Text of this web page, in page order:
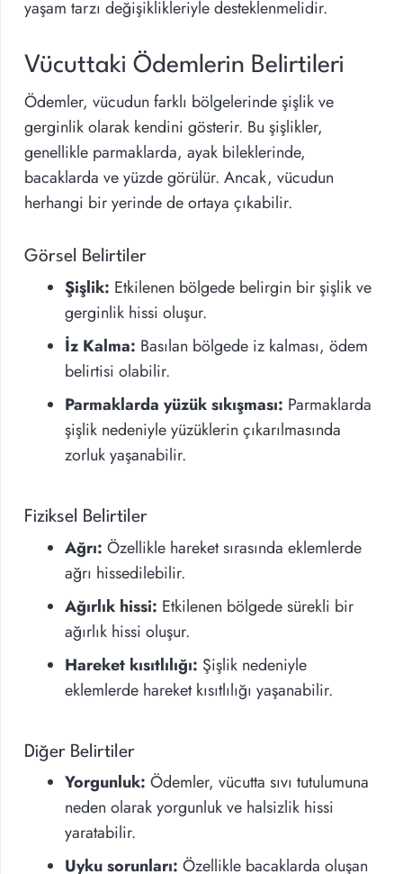
yaşam tarzı değişiklikleriyle desteklenmelidir.
Vücuttaki Ödemlerin Belirtileri
Ödemler, vücudun farklı bölgelerinde şişlik ve
gerginlik olarak kendini gösterir. Bu şişlikler,
genellikle parmaklarda, ayak bileklerinde,
bacaklarda ve yüzde görülür. Ancak, vücudun
herhangi bir yerinde de ortaya çıkabilir.
Görsel Belirtiler
Şişlik: Etkilenen bölgede belirgin bir şişlik ve
gerginlik hissi oluşur.
İz Kalma: Basılan bölgede iz kalması, ödem
belirtisi olabilir.
Parmaklarda yüzük sıkışması: Parmaklarda
şişlik nedeniyle yüzüklerin çıkarılmasında
zorluk yaşanabilir.
Fiziksel Belirtiler
Ağrı: Özellikle hareket sırasında eklemlerde
ağrı hissedilebilir.
Ağırlık hissi: Etkilenen bölgede sürekli bir
ağırlık hissi oluşur.
Hareket kısıtlılığı: Şişlik nedeniyle
eklemlerde hareket kısıtlılığı yaşanabilir.
Diğer Belirtiler
Yorgunluk: Ödemler, vücutta sıvı tutulumuna
neden olarak yorgunluk ve halsizlik hissi
yaratabilir.
Uyku sorunları: Özellikle bacaklarda oluşan